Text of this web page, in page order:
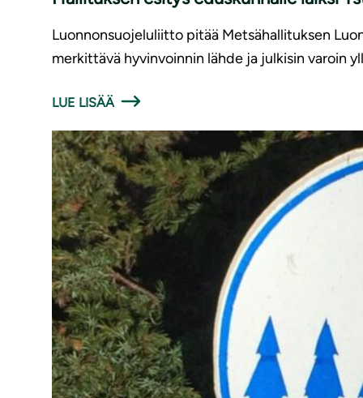
Luonnonsuojeluliitto pitää Metsähallituksen
merkittävä hyvinvoinnin lähde ja julkisin varoin
LUE LISÄÄ